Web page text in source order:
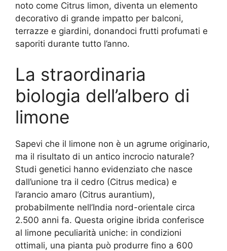
noto come Citrus limon, diventa un elemento
decorativo di grande impatto per balconi,
terrazze e giardini, donandoci frutti profumati e
saporiti durante tutto l’anno.
La straordinaria
biologia dell’albero di
limone
Sapevi che il limone non è un agrume originario,
ma il risultato di un antico incrocio naturale?
Studi genetici hanno evidenziato che nasce
dall’unione tra il cedro (Citrus medica) e
l’arancio amaro (Citrus aurantium),
probabilmente nell’India nord-orientale circa
2.500 anni fa. Questa origine ibrida conferisce
al limone peculiarità uniche: in condizioni
ottimali, una pianta può produrre fino a 600